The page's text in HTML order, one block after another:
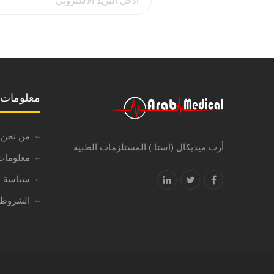
أرب ميديكال (استا ) المستلزمات الطبية
معلومات
من نحن
سياسة
الشروط